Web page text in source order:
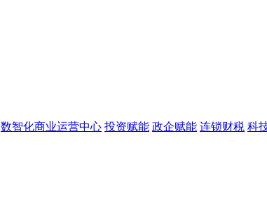
数智化商业运营中心 投资赋能 政企赋能 连锁财税 科